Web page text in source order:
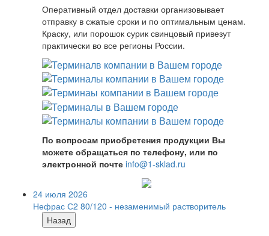
Оперативный отдел доставки организовывает
отправку в сжатые сроки и по оптимальным ценам.
Краску, или порошок сурик свинцовый привезут
практически во все регионы России.
По вопросам приобретения продукции Вы
можете обращаться по телефону, или по
электронной почте info@1-sklad.ru
24 июля 2026
Нефрас С2 80/120 - незаменимый растворитель
Назад